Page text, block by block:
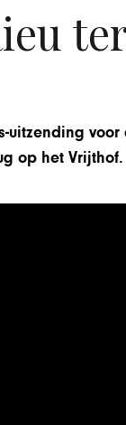
uitzending
op het Vrijthof.